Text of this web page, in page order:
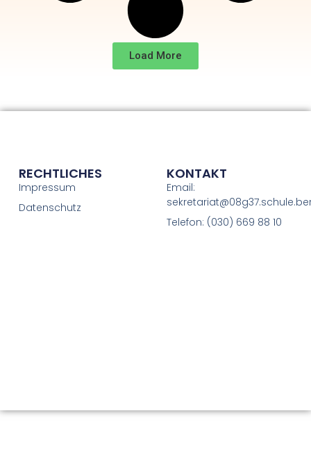
Load More
RECHTLICHES
Impressum
Datenschutz
KONTAKT
Email:
Telefon: (030) 669 88 10